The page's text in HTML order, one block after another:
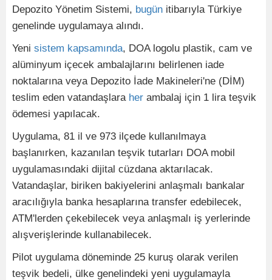
Depozito Yönetim Sistemi, bugün itibarıyla Türkiye
genelinde uygulamaya alındı.
Yeni sistem kapsamında, DOA logolu plastik, cam ve
alüminyum içecek ambalajlarını belirlenen iade
noktalarına veya Depozito İade Makineleri'ne (DİM)
teslim eden vatandaşlara her ambalaj için 1 lira teşvik
ödemesi yapılacak.
Uygulama, 81 il ve 973 ilçede kullanılmaya
başlanırken, kazanılan teşvik tutarları DOA mobil
uygulamasındaki dijital cüzdana aktarılacak.
Vatandaşlar, biriken bakiyelerini anlaşmalı bankalar
aracılığıyla banka hesaplarına transfer edebilecek,
ATM'lerden çekebilecek veya anlaşmalı iş yerlerinde
alışverişlerinde kullanabilecek.
Pilot uygulama döneminde 25 kuruş olarak verilen
teşvik bedeli, ülke genelindeki yeni uygulamayla